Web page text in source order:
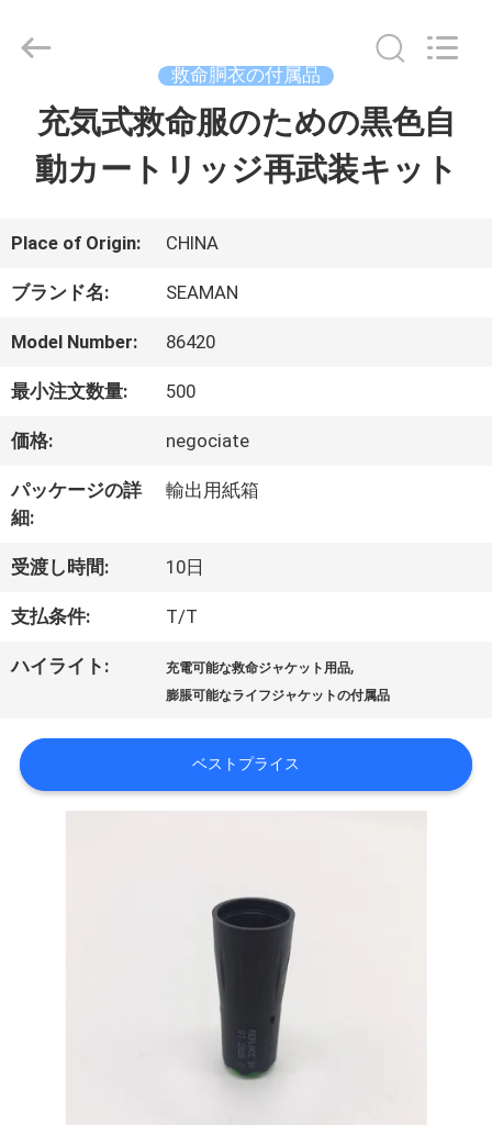
ロ
ダ
ク
ト
デ
オ
に
つ
Copyright
Seaman
Marine
Rights
Reserved.
救命胴衣の付属品
充気式救命服のための黒色自
動カートリッジ再武装キット
Place of Origin: CHINA
ブランド名: SEAMAN
Model Number: 86420
最小注文数量: 500
価格: negociate
パッケージの詳
細:
輸出用紙箱
受渡し時間: 10日
支払条件: T/T
ハイライト: 充電可能な救命ジャケット用品,
膨脹可能なライフジャケットの付属品
ベストプライス